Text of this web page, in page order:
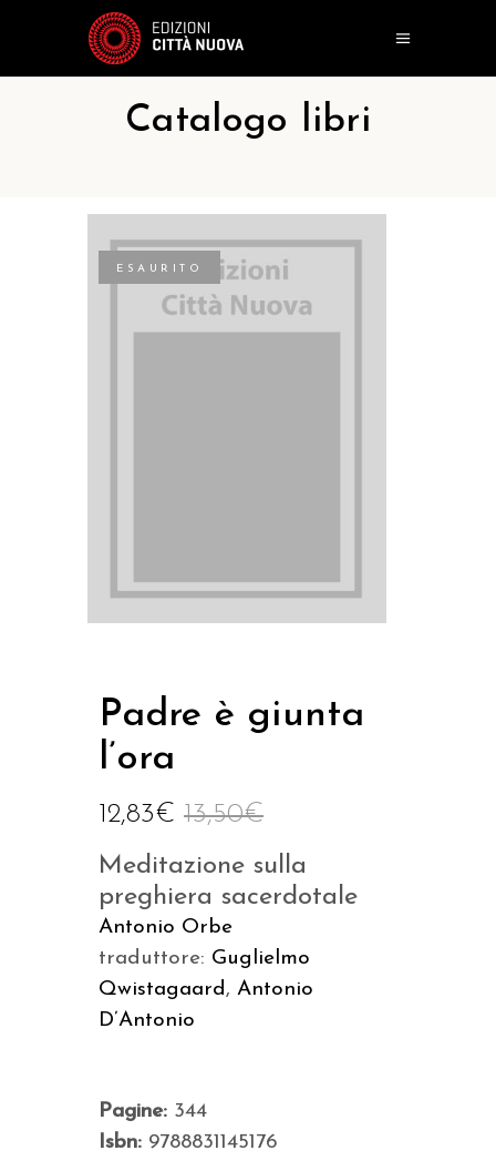
Catalogo libri
ESAURITO
Padre è giunta
l’ora
13,50€
12,83€
Meditazione sulla
preghiera sacerdotale
Antonio Orbe
traduttore: Guglielmo
Qwistagaard, Antonio
D’Antonio
Pagine: 344
Isbn: 9788831145176